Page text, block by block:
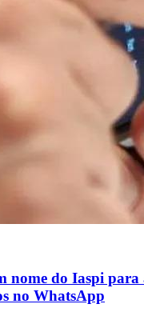
nome do Iaspi para
no WhatsApp